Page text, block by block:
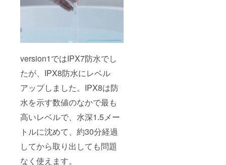
version1ではIPX7防水でし
たが、IPX8防水にレベル
アップしました。IPX8は防
水を示す数値のなかで最も
高いレベルで、水深1.5メー
トルに沈めて、約30分経過
してから取り出しても問題
なく使えます。